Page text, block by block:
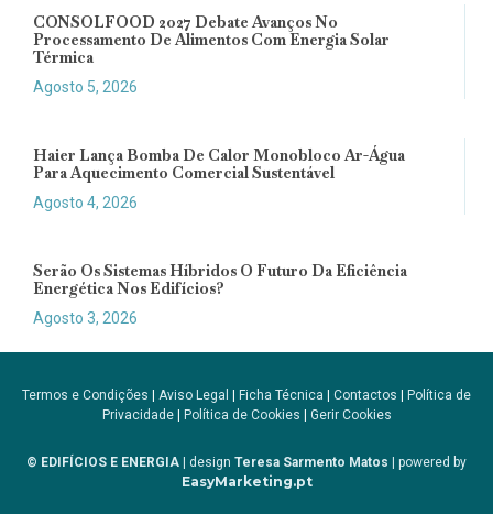
CONSOLFOOD 2027 Debate Avanços No
Processamento De Alimentos Com Energia Solar
Térmica
Agosto 5, 2026
Haier Lança Bomba De Calor Monobloco Ar-Água
Para Aquecimento Comercial Sustentável
Agosto 4, 2026
Serão Os Sistemas Híbridos O Futuro Da Eficiência
Energética Nos Edifícios?
Agosto 3, 2026
Termos e Condições Aviso Legal Ficha Técnica Contactos
Política de
Privacidade| Política de Cookies Gerir Cookies
© EDIFÍCIOS E ENERGIA | design Teresa Sarmento Matos | powered by
EasyMarketing.pt